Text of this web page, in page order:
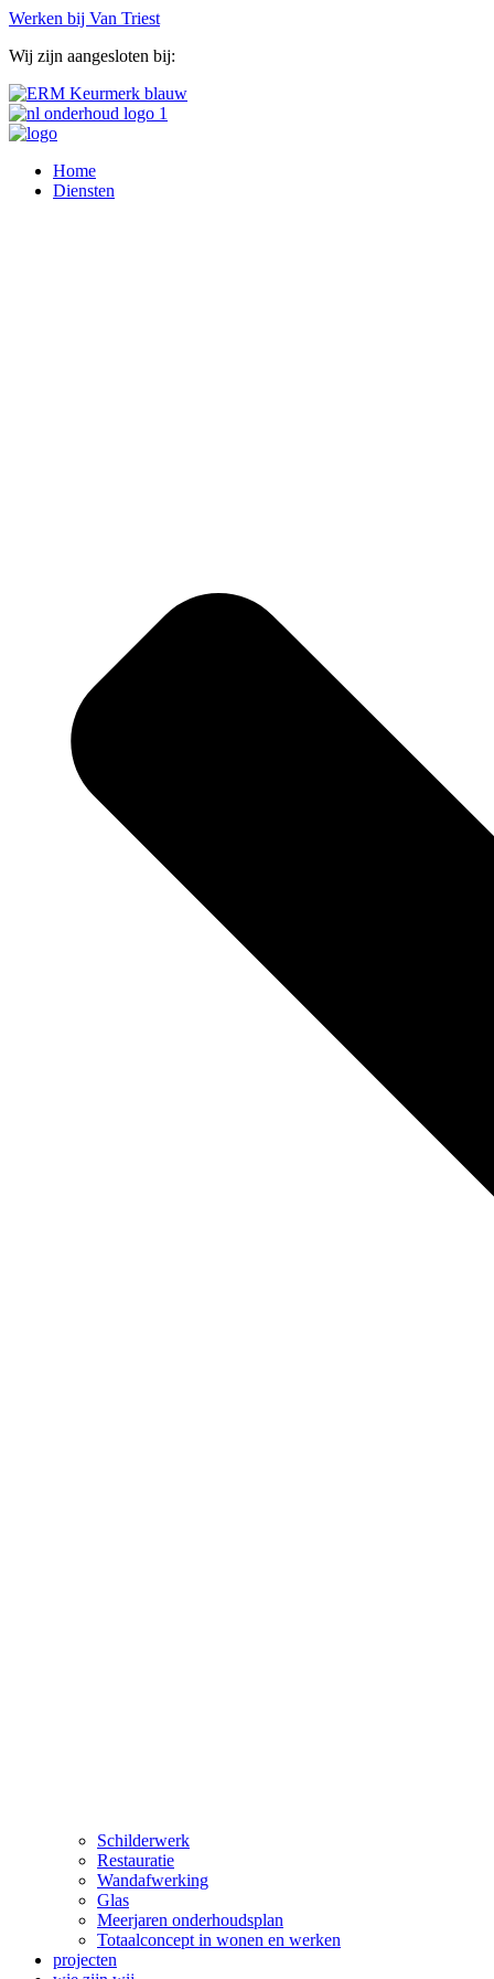
Werken bij Van Triest
Wij zijn aangesloten bij:
Home
Diensten
Schilderwerk
Restauratie
Wandafwerking
Glas
Meerjaren onderhoudsplan
Totaalconcept in wonen en werken
projecten